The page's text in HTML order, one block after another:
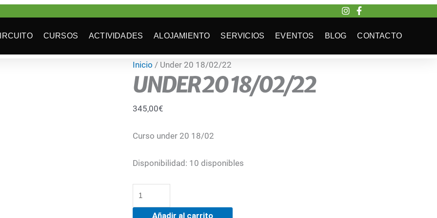
CURSOS ACTIVIDADES ALOJAMIENTO SERVICIOS EVENTOS BLOG CONTACTO
Inicio / Under 20 18/02/22
UNDER 20 18/02/22
345,00€
Curso under 20 18/02
Disponibilidad: 10 disponibles
Under
20
18/02/22
cantidad
Añadir al carrito